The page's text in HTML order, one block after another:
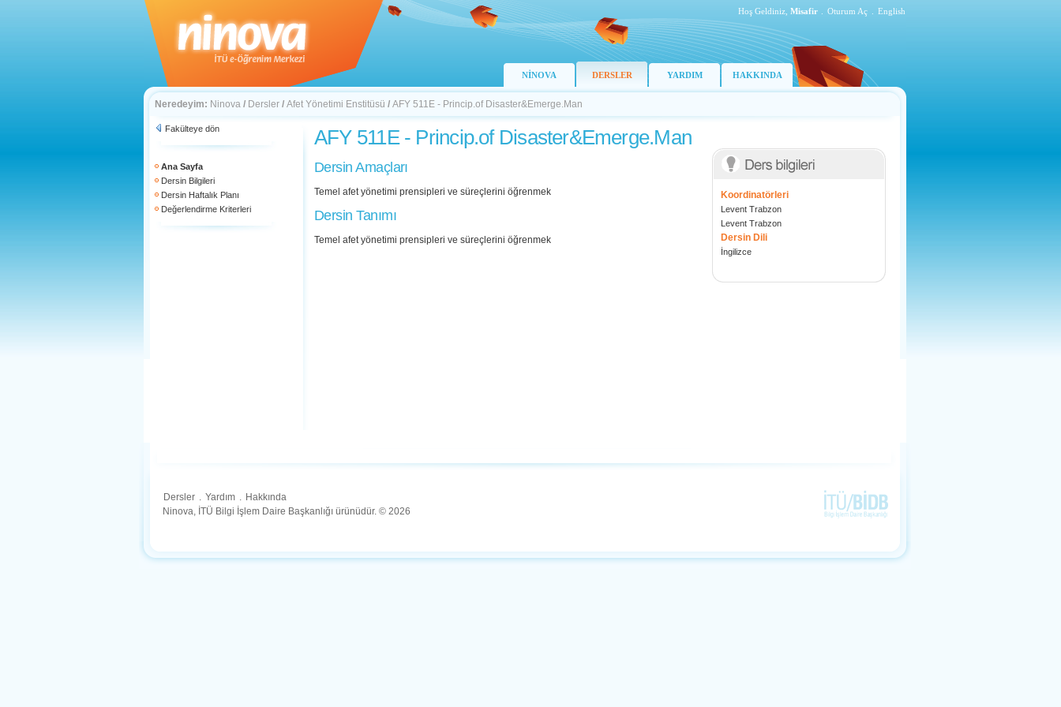
Hoş Geldiniz, Misafir Oturum Aç English
NİNOVA DERSLER YARDIM HAKKINDA
Neredeyim: Ninova / Dersler / Afet Yönetimi Enstitüsü / AFY 511E - Princip.of Disaster&Emerge.Man
Fakülteye dön
Ana Sayfa
Dersin Bilgileri
Dersin Haftalık Planı
Değerlendirme Kriterleri
AFY 511E - Princip.of Disaster&Emerge.Man
Dersin Amaçları
Temel afet yönetimi prensipleri ve süreçlerini öğrenmek
Dersin Tanımı
Temel afet yönetimi prensipleri ve süreçlerini öğrenmek
Koordinatörleri
Levent Trabzon
Levent Trabzon
Dersin Dili
İngilizce
Dersler . Yardım . Hakkında
Ninova, İTÜ Bilgi İşlem Daire Başkanlığı ürünüdür. © 2026